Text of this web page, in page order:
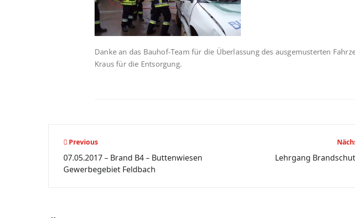
Danke an das Bauhof-Team für die Überlassung des ausgemusterten
Kraus für die Entsorgung.
Beitragsnavigation
Previous
07.05.2017 – Brand B4 – Buttenwiesen
Gewerbegebiet Feldbach
Lehrgang